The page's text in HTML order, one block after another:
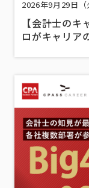
2026年9月29日
【会計士の
ロがキャリア